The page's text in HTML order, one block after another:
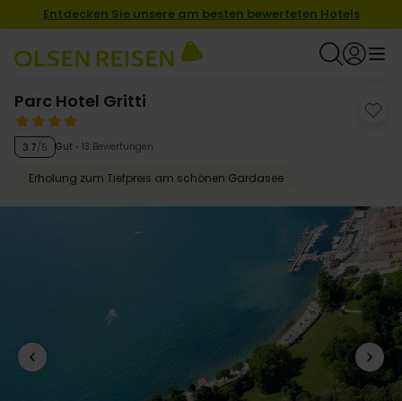
Entdecken Sie unsere am besten bewerteten Hotels
Parc Hotel Gritti
3.7/5 Gut 13 Bewertungen
Erholung zum Tiefpreis am schönen Gardasee